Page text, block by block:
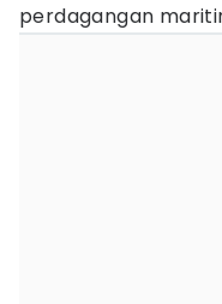
perdagangan